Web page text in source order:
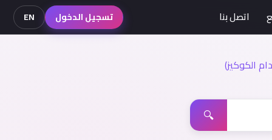
الكوكيز)
اتصل بنا تسجيل الدخول EN
🔍